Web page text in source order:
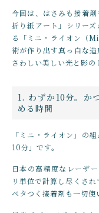
CONTENTS
コンテンツ
PRIVACY
今回は、はさみも接着
折り紙アート」シリー
る「ミニ・ライオン（
術が作り出す真っ白な
さわしい美しい光と影の
1. わずか10分。か
める時間
「ミニ・ライオン」の
10分」です。
日本の高精度なレーザ
リ単位で計算し尽くさ
ベタつく接着剤も一切使
並び順